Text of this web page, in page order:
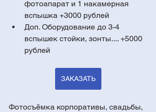
фотоапарат и 1 накамерная
вспышка +3000 рублей
Доп. Оборудование до 3-4
вспышек стойки, зонты.... +5000
рублей
ЗАКАЗАТЬ
Фотосъёмка корпоративы, свадьбы,